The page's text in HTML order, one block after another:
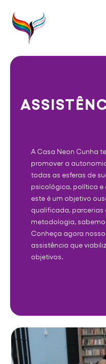
A Casa Neon Cunha
promover a
todas as esferas de
psicológica, política
este é um objetivo
qualificada, parcerias
metodologia,
Conheça agora
assistência que
objetivos.